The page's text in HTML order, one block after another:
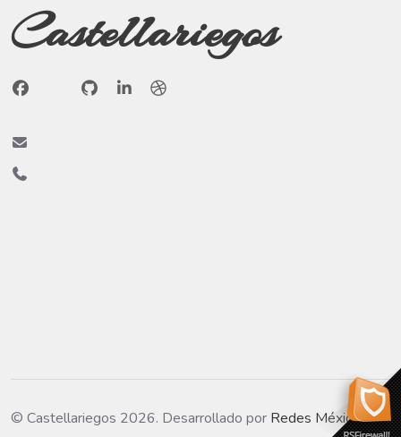
Castellariegos
© Castellariegos 2026. Desarrollado por Redes México